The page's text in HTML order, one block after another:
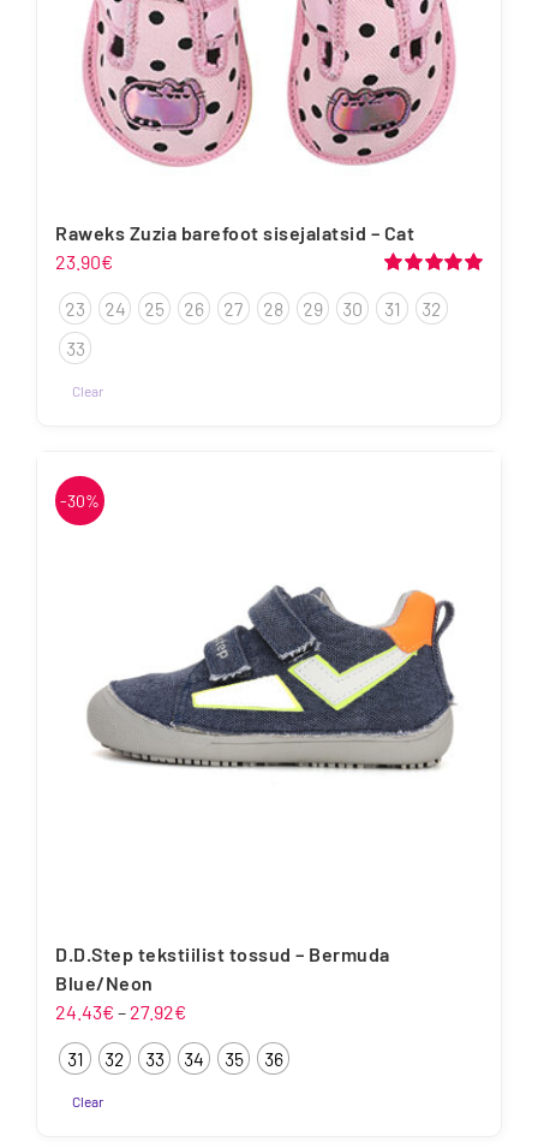
Raweks Zuzia barefoot sisejalatsid – Cat
Hinnanguga
5.00 / 5
23.90€
23 24 25 26 27 28 29 30 31
32
33
Clear
-30%
D.D.Step tekstiilist tossud – Bermuda
Blue/Neon
24.43€ – 27.92€
24.43€
kuni
31 32 33 34 35 36
Clear